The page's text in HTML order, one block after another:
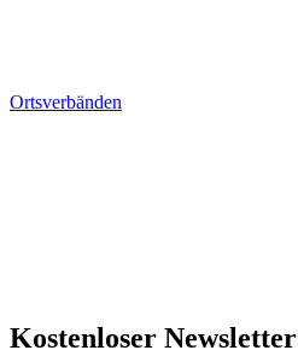
Ortsverbänden
Kostenloser Newsletter